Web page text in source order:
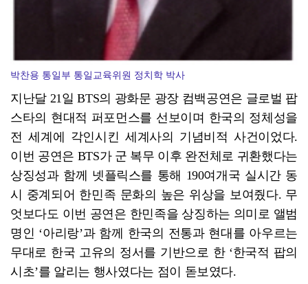
박찬용 통일부 통일교육위원 정치학 박사
지난달 21일 BTS의 광화문 광장 컴백공연은 글로벌 팝
스타의 현대적 퍼포먼스를 선보이며 한국의 정체성을
전 세계에 각인시킨 세계사의 기념비적 사건이었다.
이번 공연은 BTS가 군 복무 이후 완전체로 귀환했다는
상징성과 함께 넷플릭스를 통해 190여개국 실시간 동
시 중계되어 한민족 문화의 높은 위상을 보여줬다. 무
엇보다도 이번 공연은 한민족을 상징하는 의미로 앨범
명인 ‘아리랑’과 함께 한국의 전통과 현대를 아우르는
무대로 한국 고유의 정서를 기반으로 한 ‘한국적 팝의
시초’를 알리는 행사였다는 점이 돋보였다.